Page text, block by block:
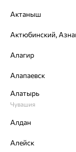
17
416 207
Актаныш
Алагир
Алапаевск
Алатырь
Чувашия
Алдан
Алейск